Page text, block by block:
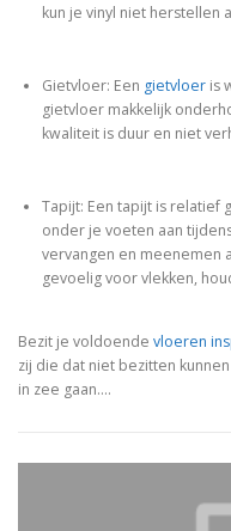
kun je vinyl niet herstellen
Gietvloer: Een gietvloer is
gietvloer makkelijk
kwaliteit is duur en niet
Tapijt: Een tapijt is relatief
onder je voeten aan
vervangen en meenemen
gevoelig voor vlekken,
Bezit je voldoende vloeren
zij die dat niet bezitten
in zee gaan.…